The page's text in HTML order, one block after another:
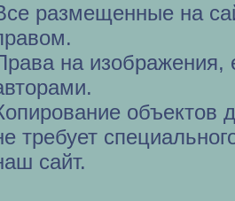
размещенные на
на изображения,
объектов
требует
сайт.